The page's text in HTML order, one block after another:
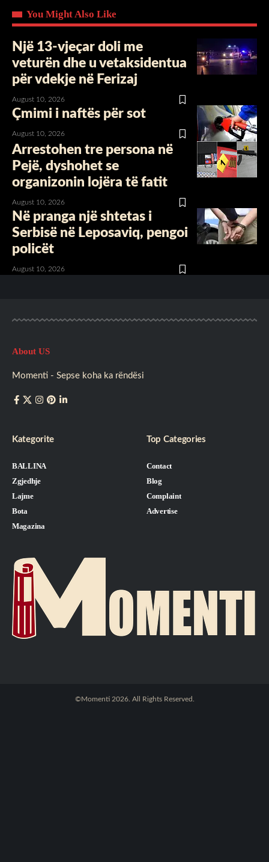
You Might Also Like
Një 13-vjeçar doli me
veturën dhe u vetaksidentua
për vdekje në Ferizaj
August 10, 2026
Çmimi i naftës për sot
August 10, 2026
Arrestohen tre persona në
Pejë, dyshohet se
organizonin lojëra të fatit
August 10, 2026
Në pranga një shtetas i
Serbisë në Leposaviq, pengoi
policët
August 10, 2026
About US
Momenti - Sepse koha ka rëndësi
Kategorite
BALLINA
Zgjedhje
Lajme
Bota
Magazina
Top Categories
Contact
Blog
Complaint
Advertise
©Momenti 2026. All Rights Reserved.